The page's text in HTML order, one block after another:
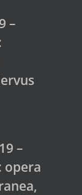
–
–
opera